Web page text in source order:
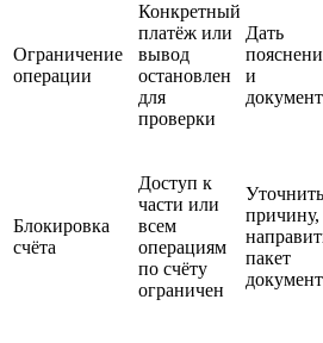
Ограничение
операции
Конкретный
платёж или
вывод
остановлен
для
проверки
Дать
и
Блокировка
счёта
Доступ к
части или
всем
операциям
по счёту
ограничен
Уточнить
причину,
пакет